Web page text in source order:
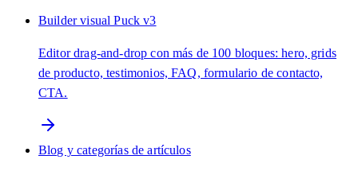
Builder visual Puck v3
Editor drag-and-drop con más de 100 bloques: hero, grids
de producto, testimonios, FAQ, formulario de contacto,
CTA.
Blog y categorías de artículos